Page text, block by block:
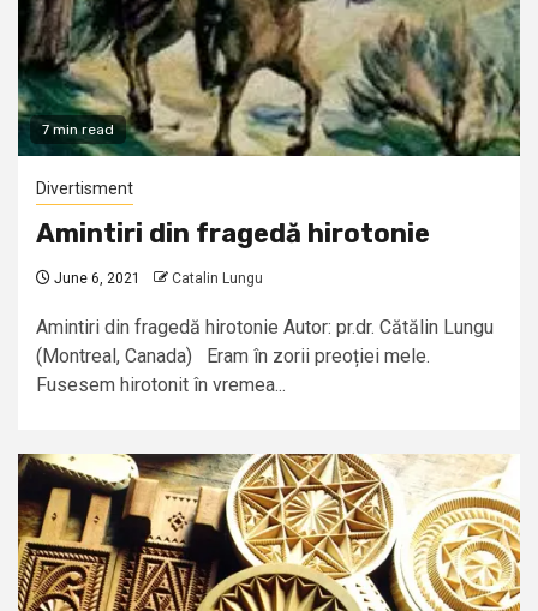
7 min read
Divertisment
Amintiri din fragedă hirotonie
June 6, 2021 Catalin Lungu
Amintiri din fragedă hirotonie Autor: pr.dr. Cătălin Lungu
(Montreal, Canada) Eram în zorii preoției mele.
Fusesem hirotonit în vremea...